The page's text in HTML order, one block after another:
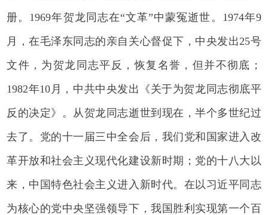
册。1969年贺龙同志在“文革”中蒙冤逝世。1974年9
月，在毛泽东同志的亲自关心督促下，中央发出25号
文件，为贺龙同志平反，恢复名誉，但并不彻底；
1982年10月，中共中央发出《关于为贺龙同志彻底平
反的决定》。从贺龙同志逝世到现在，半个多世纪过
去了。党的十一届三中全会后，我们党和国家进入改
革开放和社会主义现代化建设新时期；党的十八大以
来，中国特色社会主义进入新时代。在以习近平同志
为核心的党中央坚强领导下，我国胜利实现第一个百